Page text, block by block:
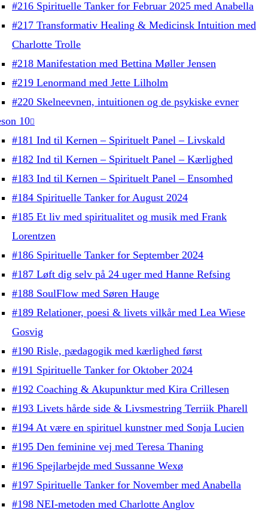
#216 Spirituelle Tanker for Februar 2025 med Anabella
#217 Transformativ Healing & Medicinsk Intuition med
Charlotte Trolle
#218 Manifestation med Bettina Møller Jensen
#219 Lenormand med Jette Lilholm
#220 Skelneevnen, intuitionen og de psykiske evner
10
#181 Ind til Kernen – Spirituelt Panel – Livskald
#182 Ind til Kernen – Spirituelt Panel – Kærlighed
#183 Ind til Kernen – Spirituelt Panel – Ensomhed
#184 Spirituelle Tanker for August 2024
#185 Et liv med spiritualitet og musik med Frank
Lorentzen
#186 Spirituelle Tanker for September 2024
#187 Løft dig selv på 24 uger med Hanne Refsing
#188 SoulFlow med Søren Hauge
#189 Relationer, poesi & livets vilkår med Lea Wiese
Gosvig
#190 Risle, pædagogik med kærlighed først
#191 Spirituelle Tanker for Oktober 2024
#192 Coaching & Akupunktur med Kira Crillesen
#193 Livets hårde side & Livsmestring Terriik Pharell
#194 At være en spirituel kunstner med Sonja Lucien
#195 Den feminine vej med Teresa Thaning
#196 Spejlarbejde med Sussanne Wexø
#197 Spirituelle Tanker for November med Anabella
#198 NEI-metoden med Charlotte Anglov